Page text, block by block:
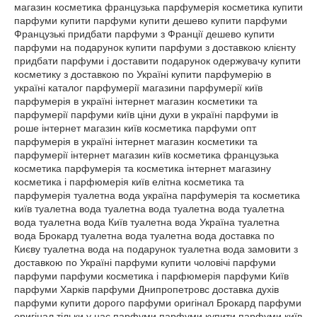
магазин косметика французька парфумерія косметика купити
парфуми купити парфуми купити дешево купити парфуми
Французькі придбати парфуми з Франції дешево купити
парфуми на подарунок купити парфуми з доставкою клієнту
придбати парфуми і доставити подарунок одержувачу купити
косметику з доставкою по Україні купити парфумерію в
україні каталог парфумерії магазини парфумерії київ
парфумерія в україні інтернет магазин косметики та
парфумерії парфуми київ ціни духи в україні парфуми ів
роше інтернет магазин київ косметика парфуми опт
парфумерія в україні інтернет магазин косметики та
парфумерії інтернет магазин київ косметика французька
косметика парфумерія та косметика інтернет магазину
косметика і парфюмерія київ елітна косметика та
парфумерія туалетна вода україна парфумерія та косметика
київ туалетна вода туалетна вода туалетна вода туалетна
вода туалетна вода Київ туалетна вода Україна туалетна
вода Брокард туалетна вода туалетна вода доставка по
Києву туалетна вода на подарунок туалетна вода замовити з
доставкою по Україні парфуми купити чоловічі парфуми
парфуми парфуми косметика і парфюмерія парфуми Київ
парфуми Харків парфуми Днипропетровс доставка духів
парфуми купити дорого парфуми оригінал Брокард парфуми